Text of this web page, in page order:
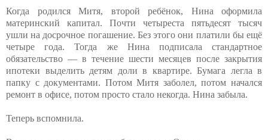
Когда родился Митя, второй ребёнок, Нина оформила
материнский капитал. Почти четыреста пятьдесят тысяч
ушли на досрочное погашение. Без этого они платили бы ещё
четыре года. Тогда же Нина подписала стандартное
обязательство — в течение шести месяцев после закрытия
ипотеки выделить детям доли в квартире. Бумага легла в
папку с документами. Потом Митя заболел, потом начался
ремонт в офисе, потом просто стало некогда. Нина забыла.
Теперь вспомнила.